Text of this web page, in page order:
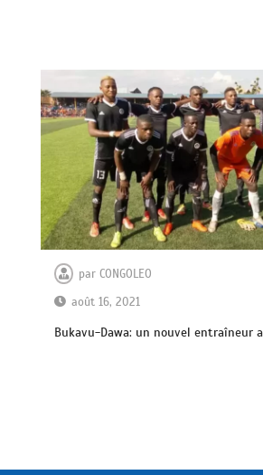
parCONGOLEO
août 16, 2021
Bukavu-Dawa: un nouvel entraîneur